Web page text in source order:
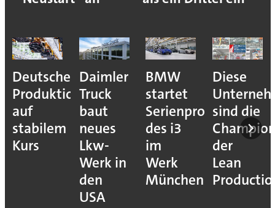
Deutsche
Produktion
auf
stabilem
Kurs
Daimler
Truck
baut
neues
Lkw-
Werk in
den
USA
BMW
startet
Serienproduktion
des i3
im
Werk
München
Diese
sind die
der
Lean